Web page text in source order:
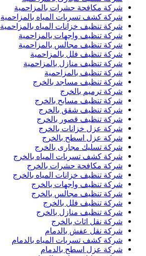
شركة مكافحة حشرات بالمزاحمية
شركة كشف تسربات المياه بالمزاحمية
شركة تنظيف خزانات المياه بالمزاحمية
شركة تنظيف واجهات بالمزاحمية
شركة تنظيف مجالس بالمزاحمية
شركة تنظيف فلل بالمزاحمية
شركة تنظيف منازل بالمزاحمية
شركة تنظيف بالمزاحمية
شركة تنظيف مساجد بالخرج
شركة ترميم بالخرج
شركة تنظيف مسابح بالخرج
شركة تنظيف شقق بالخرج
شركة تنظيف قصور بالخرج
شركة عزل خزانات بالخرج
شركة عزل اسطح بالخرج
شركة تسليك مجارى بالخرج
شركة كشف تسربات المياه بالخرج
شركة مكافحة حشرات بالخرج
شركة تنظيف خزانات المياه بالخرج
شركة تنظيف واجهات بالخرج
شركة تنظيف مجالس بالخرج
شركة تنظيف فلل بالخرج
شركة تنظيف منازل بالخرج
شركة نقل اثاث بالخرج
شركة نقل عفش بالدمام
شركة كشف تسربات المياه بالدمام
شركة عزل اسطح بالدمام